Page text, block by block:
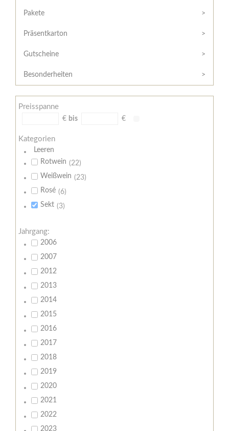
/
Widerrufsformular
AGB
Zahlungsbedingungen
Meine
Pakete
Präsentkarton
Gutscheine
Besonderheiten
Preisspanne
€ bis €
Kategorien
Leeren
Rotwein (22)
Weißwein (23)
Rosé (6)
Sekt (3)
Jahrgang:
2006
2007
2012
2013
2014
2015
2016
2017
2018
2019
2020
2021
2022
2023